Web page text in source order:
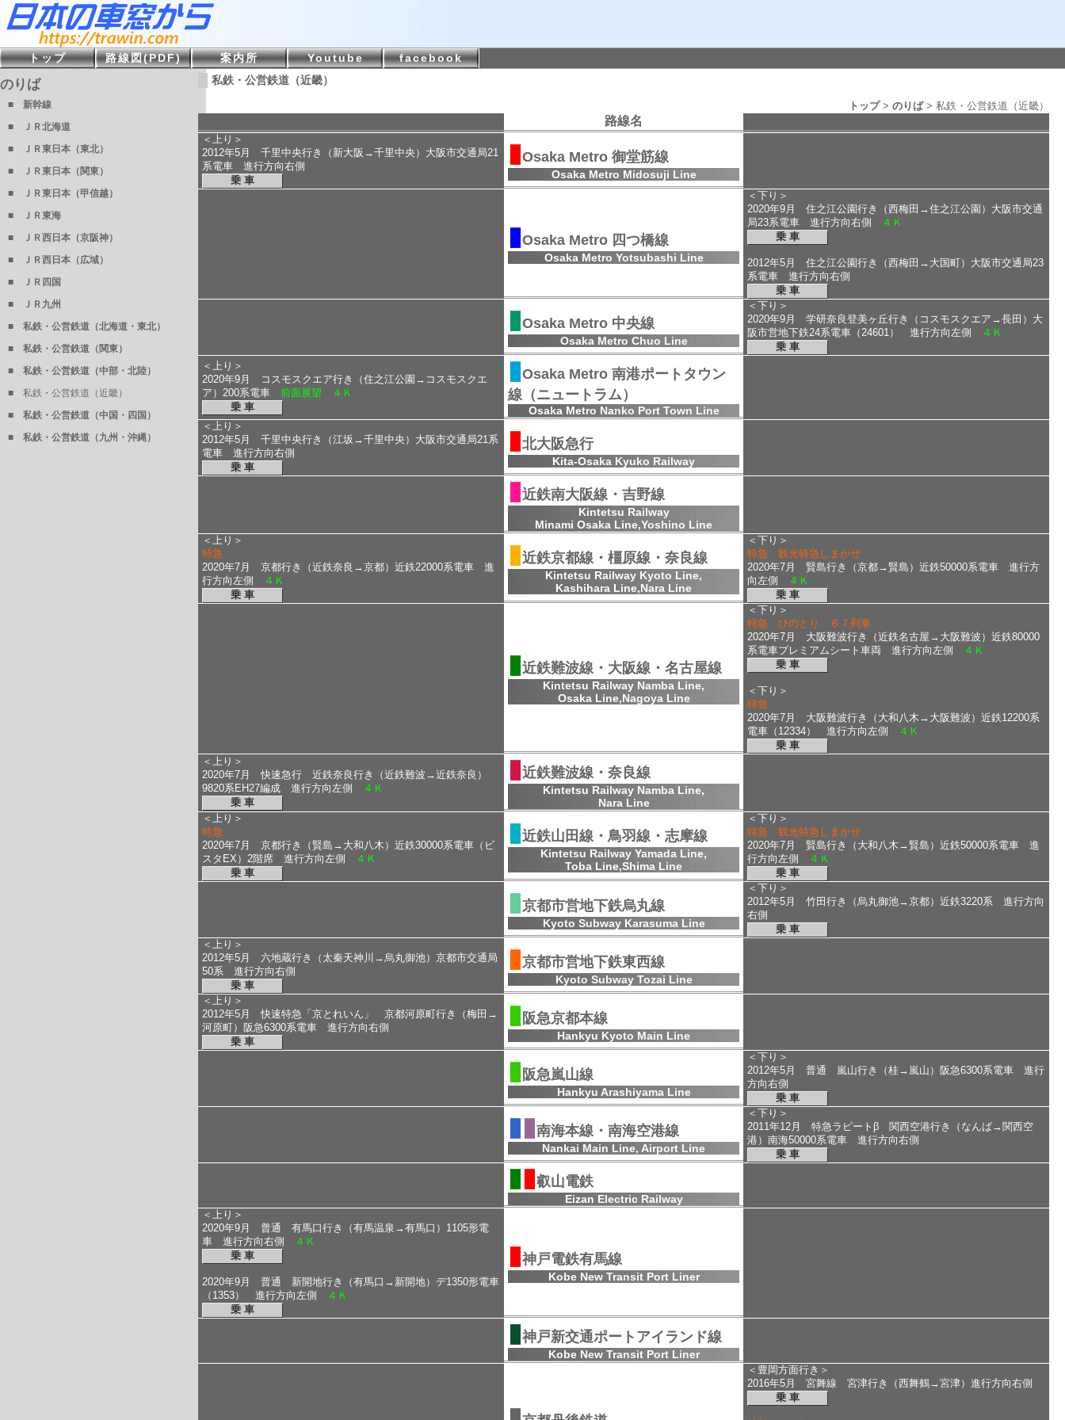
私鉄・公営鉄道（近畿）
トップ> のりば> 私鉄・公営鉄道（近畿）
路線名
＜上り＞
2012年5月 千里中央行き（新大阪→千里中央）大阪市交通局21
系電車 進行方向右側
乗 車
▮Osaka Metro 御堂筋線
Osaka Metro Midosuji Line
▮Osaka Metro 四つ橋線
Osaka Metro Yotsubashi Line
＜下り＞
2020年9月 住之江公園行き（西梅田→住之江公園）大阪市交通
局23系電車 進行方向右側
４Ｋ
乗 車
2012年5月 住之江公園行き（西梅田→大国町）大阪市交通局23
系電車 進行方向右側
乗 車
▮Osaka Metro 中央線
Osaka Metro Chuo Line
＜下り＞
2020年9月 学研奈良登美ヶ丘行き（コスモスクエア→長田）大
阪市営地下鉄24系電車（24601） 進行方向左側
４Ｋ
乗 車
＜上り＞
2020年9月 コスモスクエア行き（住之江公園→コスモスクエ
ア）200系電車 前面展望 ４Ｋ
乗 車
▮Osaka Metro 南港ポートタウン
線（ニュートラム）
Osaka Metro Nanko Port Town Line
＜上り＞
2012年5月 千里中央行き（江坂→千里中央）大阪市交通局21系
電車 進行方向右側
乗 車
▮北大阪急行
Kita-Osaka Kyuko Railway
▮近鉄南大阪線・吉野線
Kintetsu Railway
Minami Osaka Line,Yoshino Line
＜上り＞
特急
2020年7月 京都行き（近鉄奈良→京都）近鉄22000系電車 進
行方向左側
４Ｋ
乗 車
▮近鉄京都線・橿原線・奈良線
Kintetsu Railway Kyoto Line,
Kashihara Line,Nara Line
＜下り＞
特急 観光特急しまかぜ
2020年7月 賢島行き（京都→賢島）近鉄50000系電車 進行方
向左側
４Ｋ
乗 車
▮近鉄難波線・大阪線・名古屋線
Kintetsu Railway Namba Line,
Osaka Line,Nagoya Line
＜下り＞
特急 ひのとり ６７列車
2020年7月 大阪難波行き（近鉄名古屋→大阪難波）近鉄80000
系電車プレミアムシート車両 進行方向左側
４Ｋ
乗 車
＜下り＞
特急
2020年7月 大阪難波行き（大和八木→大阪難波）近鉄12200系
電車（12334） 進行方向左側
４Ｋ
乗 車
＜上り＞
2020年7月 快速急行 近鉄奈良行き（近鉄難波→近鉄奈良）
9820系EH27編成 進行方向左側
４Ｋ
乗 車
▮近鉄難波線・奈良線
Kintetsu Railway Namba Line,
Nara Line
＜上り＞
特急
2020年7月 京都行き（賢島→大和八木）近鉄30000系電車（ビ
スタEX）2階席 進行方向左側
４Ｋ
乗 車
▮近鉄山田線・鳥羽線・志摩線
Kintetsu Railway Yamada Line,
Toba Line,Shima Line
＜下り＞
特急 観光特急しまかぜ
2020年7月 賢島行き（大和八木→賢島）近鉄50000系電車 進
行方向左側
４Ｋ
乗 車
▮京都市営地下鉄烏丸線
Kyoto Subway Karasuma Line
＜下り＞
2012年5月 竹田行き（烏丸御池→京都）近鉄3220系 進行方向
右側
乗 車
＜上り＞
2012年5月 六地蔵行き（太秦天神川→烏丸御池）京都市交通局
50系 進行方向右側
乗 車
▮京都市営地下鉄東西線
Kyoto Subway Tozai Line
＜上り＞
2012年5月 快速特急「京とれいん」 京都河原町行き（梅田→
河原町）阪急6300系電車 進行方向右側
乗 車
▮ 阪急京都本線
Hankyu Kyoto Main Line
▮ 阪急嵐山線
Hankyu Arashiyama Line
＜下り＞
2012年5月 普通 嵐山行き（桂→嵐山）阪急6300系電車 進行
方向右側
乗 車
▮▮南海本線・南海空港線
Nankai Main Line, Airport Line
＜下り＞
2011年12月 特急ラピートβ 関西空港行き（なんば→関西空
港）南海50000系電車 進行方向右側
乗 車
▮▮叡山電鉄
Eizan Electric Railway
＜上り＞
2020年9月 普通 有馬口行き（有馬温泉→有馬口）1105形電
車 進行方向右側
４Ｋ
乗 車
2020年9月 普通 新開地行き（有馬口→新開地）デ1350形電車
（1353） 進行方向左側
４Ｋ
乗 車
▮神戸電鉄有馬線
Kobe New Transit Port Liner
▮神戸新交通ポートアイランド線
Kobe New Transit Port Liner
＜豊岡方面行き＞
2016年5月 宮舞線 宮津行き（西舞鶴→宮津）進行方向右側
乗 車
トップ 路線図(PDF) 案内所 Youtube facebook
のりば
■ 新幹線
■ ＪＲ北海道
■ ＪＲ東日本（東北）
■ ＪＲ東日本（関東）
■ ＪＲ東日本（甲信越）
■ ＪＲ東海
■ ＪＲ西日本（京阪神）
■ ＪＲ西日本（広域）
■ ＪＲ四国
■ ＪＲ九州
■ 私鉄・公営鉄道（北海道・東北）
■ 私鉄・公営鉄道（関東）
■ 私鉄・公営鉄道（中部・北陸）
■ 私鉄・公営鉄道（近畿）
■ 私鉄・公営鉄道（中国・四国）
■ 私鉄・公営鉄道（九州・沖縄）